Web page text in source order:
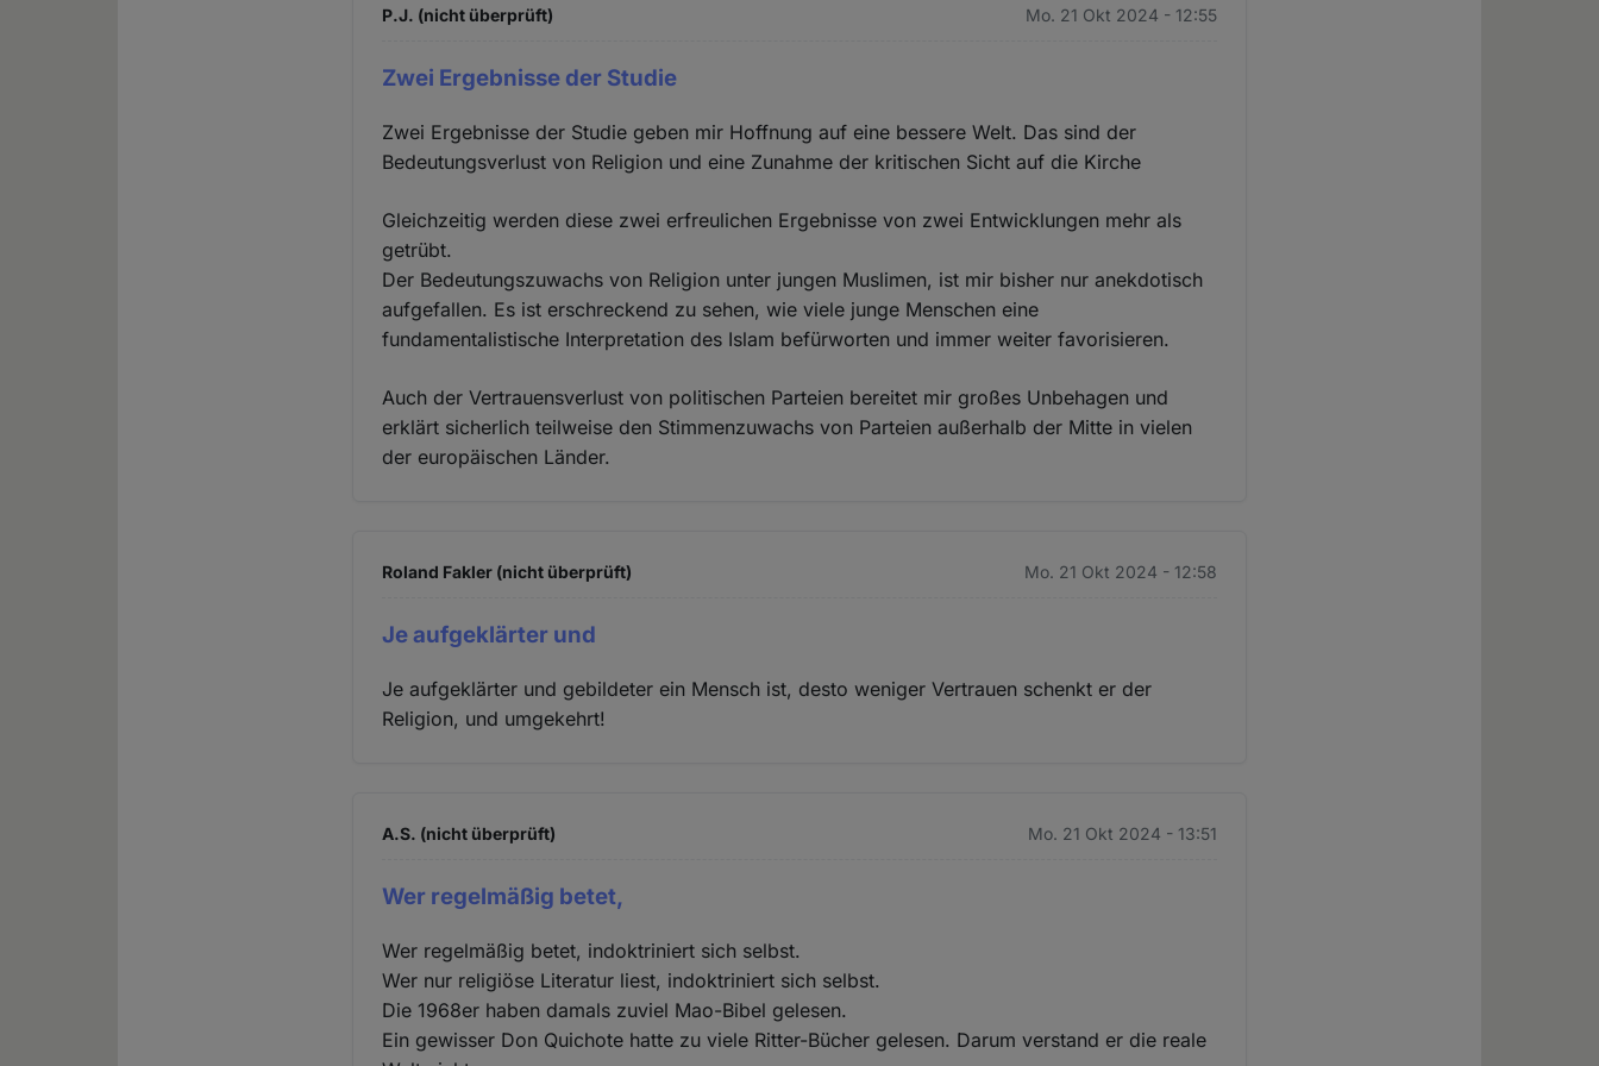
P.J. (nicht überprüft) Mo. 21 Okt 2024 - 12:55
Zwei Ergebnisse der Studie
Zwei Ergebnisse der Studie geben mir Hoffnung auf eine bessere Welt. Das sind der
Bedeutungsverlust von Religion und eine Zunahme der kritischen Sicht auf die Kirche
Gleichzeitig werden diese zwei erfreulichen Ergebnisse von zwei Entwicklungen mehr als
getrübt.
Der Bedeutungszuwachs von Religion unter jungen Muslimen, ist mir bisher nur anekdotisch
aufgefallen. Es ist erschreckend zu sehen, wie viele junge Menschen eine
fundamentalistische Interpretation des Islam befürworten und immer weiter favorisieren.
Auch der Vertrauensverlust von politischen Parteien bereitet mir großes Unbehagen und
erklärt sicherlich teilweise den Stimmenzuwachs von Parteien außerhalb der Mitte in vielen
der europäischen Länder.
Roland Fakler (nicht überprüft) Mo. 21 Okt 2024 - 12:58
Je aufgeklärter und
Je aufgeklärter und gebildeter ein Mensch ist, desto weniger Vertrauen schenkt er der
Religion, und umgekehrt!
A.S. (nicht überprüft) Mo. 21 Okt 2024 - 13:51
Wer regelmäßig betet,
Wer regelmäßig betet, indoktriniert sich selbst.
Wer nur religiöse Literatur liest, indoktriniert sich selbst.
Die 1968er haben damals zuviel Mao-Bibel gelesen.
Ein gewisser Don Quichote hatte zu viele Ritter-Bücher gelesen. Darum verstand er die reale